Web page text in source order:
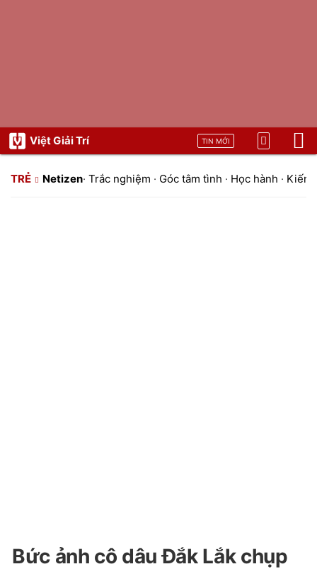
Việt Giải Trí TIN MỚI
TRẺ Netizen· Trắc nghiệm · Góc tâm tình · Học hành · Kiến
Bức ảnh cô dâu Đắk Lắk chụp